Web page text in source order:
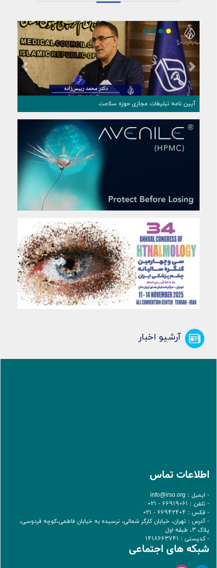
‌پزشکی ایران و انجمن علمی چشم‌ پزشکی
Previous Next
آرشیو اخبار
اطلاعات تماس
- ایمیل : info@irso.org
- تلفن : 66919061 - 021
- فکس : 66942404 - 021
- آدرس : تهران، خيابان کارگر شمالی، نرسيده به خيابان فاطمی،کوچه فردوسی،
پلاک 3، طبقه اول
- کدپستی : 1418663741
شبکه های اجتماعی